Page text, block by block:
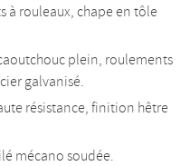
à rouleaux, chape en tôle
plein, roulements
galvanisé.
résistance, finition hêtre
mécano soudée.